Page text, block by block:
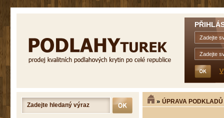
» ÚPRAVA PODKLADŮ